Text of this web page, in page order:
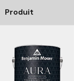
Produit